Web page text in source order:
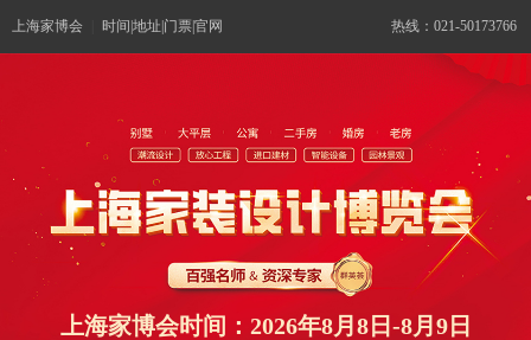
上海家博会 时间|地址|门票|官网 热线：021-50173766
上海家博会时间：2026年8月8日-8月9日